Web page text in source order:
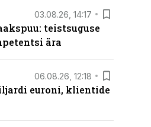
03.08.26, 14:17
teistsuguse
ära
06.08.26, 12:18
euroni, klientide